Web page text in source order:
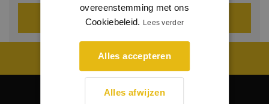
VOEG TOE AAN WINKELWAGEN
WIJ WORDEN BEOORDEELD MET EEN 8.8
overeenstemming met ons
Cookiebeleid. Lees verder
Alles accepteren
Alles afwijzen